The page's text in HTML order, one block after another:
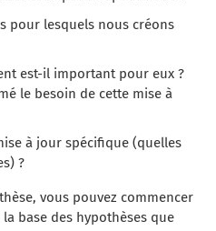
pour lesquels nous créons
est-il important pour eux ?
le besoin de cette mise à
à jour spécifique (quelles
?
vous pouvez commencer
base des hypothèses que